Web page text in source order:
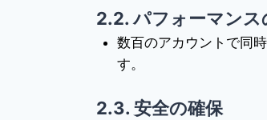
2.2. パフォーマンス
数百のアカウントで同
す。
2.3. 安全の確保